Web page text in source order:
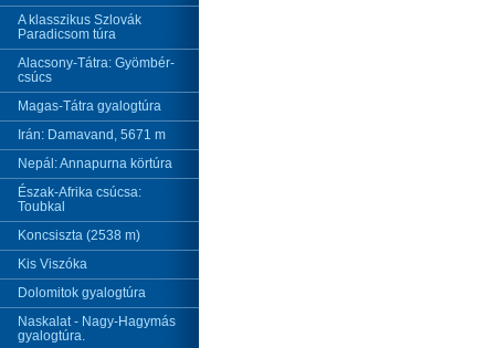
A klasszikus Szlovák
Paradicsom túra
Alacsony-Tátra: Gyömbér-
csúcs
Magas-Tátra gyalogtúra
Irán: Damavand, 5671 m
Nepál: Annapurna körtúra
Észak-Afrika csúcsa:
Toubkal
Koncsiszta (2538 m)
Kis Viszóka
Dolomitok gyalogtúra
Naskalat - Nagy-Hagymás
gyalogtúra.